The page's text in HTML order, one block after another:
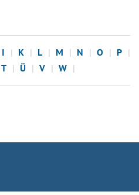
I K L M N O
P
T Ü V W